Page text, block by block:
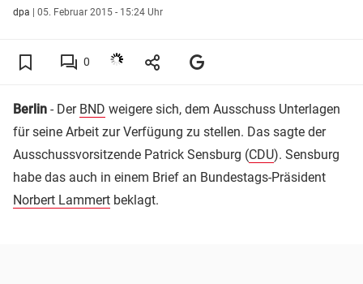
dpa | 05. Februar 2015 - 15:24 Uhr
0
Berlin - Der BND weigere sich, dem Ausschuss Unterlagen
für seine Arbeit zur Verfügung zu stellen. Das sagte der
Ausschussvorsitzende Patrick Sensburg (CDU). Sensburg
habe das auch in einem Brief an Bundestags-Präsident
Norbert Lammert beklagt.